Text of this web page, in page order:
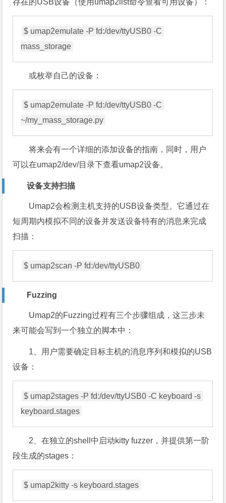
存在的USB设备（使用umap2list命令查看可用设备）：
$ umap2emulate -P fd:/dev/ttyUSB0 -C
mass_storage
或枚举自己的设备：
$ umap2emulate -P fd:/dev/ttyUSB0 -C
~/my_mass_storage.py
将来会有一个详细的添加设备的指南，同时，用户
可以在umap2/dev/目录下查看umap2设备。
设备支持扫描
Umap2会检测主机支持的USB设备类型。它通过在
短周期内模拟不同的设备并发送设备特有的消息来完成
扫描：
$ umap2scan -P fd:/dev/ttyUSB0
Fuzzing
Umap2的Fuzzing过程有三个步骤组成，这三步未
来可能会写到一个独立的脚本中：
1、用户需要确定目标主机的消息序列和模拟的USB
设备：
$ umap2stages -P fd:/dev/ttyUSB0 -C keyboard -s
keyboard.stages
2、在独立的shell中启动kitty fuzzer，并提供第一阶
段生成的stages：
$ umap2kitty -s keyboard.stages